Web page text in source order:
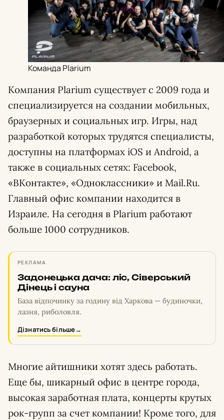
Команда Plarium
Компания Plarium существует с 2009 года и
специализируется на создании мобильных,
браузерных и социальных игр. Игры, над
разработкой которых трудятся специалисты,
доступны на платформах iOS и Android, а
также в социальных сетях: Facebook,
«ВКонтакте», «Одноклассники» и Mail.Ru.
Главный офис компании находится в
Израиле. На сегодня в Plarium работают
больше 1000 сотрудников.
РЕКЛАМА
Задонецька дача: ліс, Сіверський
Дінець і сауна
База відпочинку за годину від Харкова — будиночки,
лазня, риболовля.
Дізнатись більше→
Многие айтишники хотят здесь работать.
Еще бы, шикарный офис в центре города,
высокая заработная плата, концерты крутых
рок-групп за счет компании! Кроме того, для